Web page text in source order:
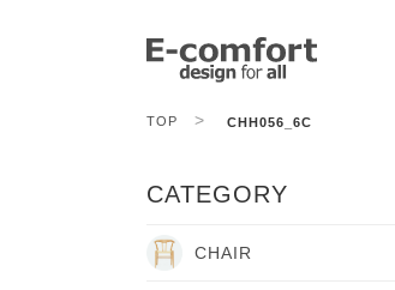
TOP > CHH056_6C
CATEGORY
CHAIR